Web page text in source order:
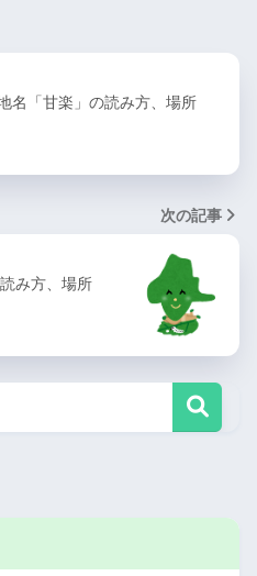
名「甘楽」の読み方、場所
次の記事
み方、場所